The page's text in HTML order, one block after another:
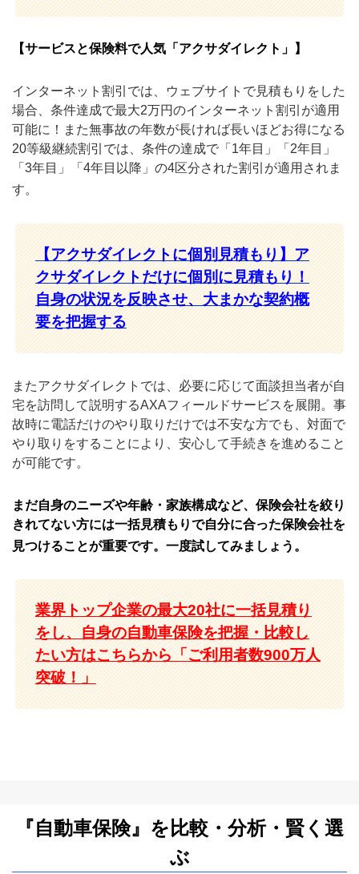
【サービスと保険料で人気「アクサダイレクト」】
インターネット割引では、ウェブサイトで見積もりをした
場合、条件達成で最大2万円のインターネット割引が適用
可能に！また無事故の年数が長ければ長いほどお得になる
20等級継続割引では、条件の達成で「1年目」「2年目」
「3年目」「4年目以降」の4区分された割引が適用されま
す。
【アクサダイレクトに個別見積もり】ア
クサダイレクトだけに個別に見積もり！
自身の状況を反映させ、大まかな契約概
要を把握する
またアクサダイレクトでは、必要に応じて面談担当者が自
宅を訪問して説明するAXAフィールドサービスを展開。事
故時に電話だけのやり取りだけでは不安な方でも、対面で
やり取りをすることにより、安心して手続きを進めること
が可能です。
まだ自身のニーズや年齢・家族構成など、保険会社を絞り
きれてない方には一括見積もりで自分に合った保険会社を
見つけることが重要です。一度試してみましょう。
業界トップ企業の最大20社に一括見積り
をし、自身の自動車保険を把握・比較し
たい方はこちらから「ご利用者数900万人
突破！」
『自動車保険』を比較・分析・賢く選
ぶ